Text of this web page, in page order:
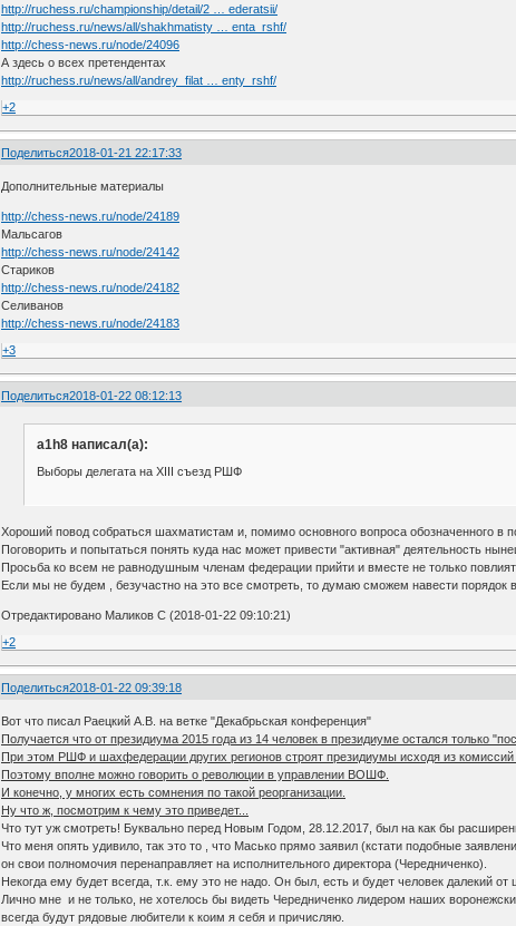
http://ruchess.ru/championship/detail/2 … ederatsii/
http://ruchess.ru/news/all/shakhmatisty … enta_rshf/
http://chess-news.ru/node/24096
А здесь о всех претендентах
http://ruchess.ru/news/all/andrey_filat … enty_rshf/
+2
Поделиться2018-01-21 22:17:33
Дополнительные материалы
http://chess-news.ru/node/24189
Мальсагов
http://chess-news.ru/node/24142
Стариков
http://chess-news.ru/node/24182
Селиванов
http://chess-news.ru/node/24183
+3
Поделиться2018-01-22 08:12:13
a1h8 написал(а):
Выборы делегата на XIII съезд РШФ
Хороший повод собраться шахматистам и, помимо основного вопроса обозначенного
Поговорить и попытаться понять куда нас может привести "активная" деятельность
Просьба ко всем не равнодушным членам федерации прийти и вместе не только
Если мы не будем , безучастно на это все смотреть, то думаю сможем навести
Отредактировано Маликов С (2018-01-22 09:10:21)
+2
Поделиться2018-01-22 09:39:18
Вот что писал Раецкий А.В. на ветке "Декабрьская конференция"
Получается что от президиума 2015 года из 14 человек в президиуме остался только
При этом РШФ и шахфедерации других регионов строят президиумы исходя из комиссий
Поэтому вполне можно говорить о революции в управлении ВОШФ.
И конечно, у многих есть сомнения по такой реорганизации.
Ну что ж, посмотрим к чему это приведет...
Что тут уж смотреть! Буквально перед Новым Годом, 28.12.2017, был на как бы
Что меня опять удивило, так это то , что Масько прямо заявил (кстати подобные
он свои полномочия перенаправляет на исполнительного директора (Чередниченко).
Некогда ему будет всегда, т.к. ему это не надо. Он был, есть и будет человек далекий
Лично мне и не только, не хотелось бы видеть Чередниченко лидером наших
всегда будут рядовые любители к коим я себя и причисляю.